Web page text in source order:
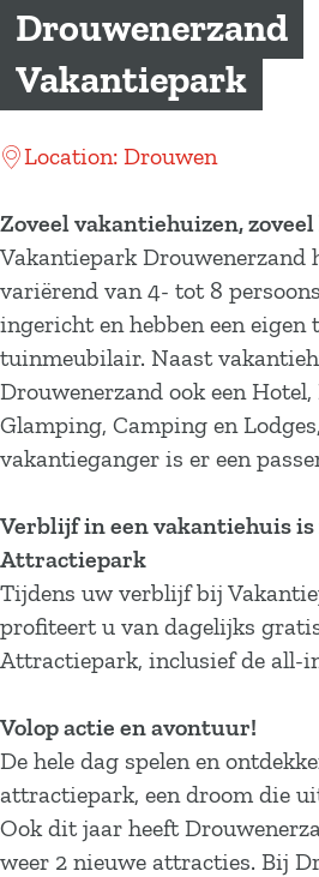
Drouwenerzand
Vakantiepark
Location: Drouwen
Zoveel vakantiehuizen, zoveel
Vakantiepark Drouwenerzand
variërend van 4- tot 8
ingericht en hebben een eigen
tuinmeubilair. Naast
Drouwenerzand ook een
Glamping, Camping en
vakantieganger is er een
Verblijf in een vakantiehuis
Attractiepark
Tijdens uw verblijf bij
profiteert u van dagelijks
Attractiepark, inclusief de all-
Volop actie en avontuur!
De hele dag spelen en
attractiepark, een droom die
Ook dit jaar heeft
weer 2 nieuwe attracties. Bij